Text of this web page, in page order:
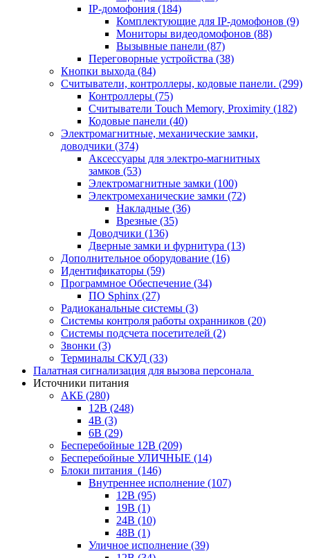
IP-домофония (184)
Комплектующие для IP-домофонов (9)
Мониторы видеодомофонов (88)
Вызывные панели (87)
Переговорные устройства (38)
Кнопки выхода (84)
Считыватели, контроллеры, кодовые панели. (299)
Контроллеры (75)
Считыватели Touch Memory, Proximity (182)
Кодовые панели (40)
Электромагнитные, механические замки,
доводчики (374)
Аксессуары для электро-магнитных
замков (53)
Электромагнитные замки (100)
Электромеханические замки (72)
Накладные (36)
Врезные (35)
Доводчики (136)
Дверные замки и фурнитура (13)
Дополнительное оборудование (16)
Идентификаторы (59)
Программное Обеспечение (34)
ПО Sphinx (27)
Радиоканальные системы (3)
Системы контроля работы охранников (20)
Системы подсчета посетителей (2)
Звонки (3)
Терминалы СКУД (33)
Палатная сигнализация для вызова персонала
Источники питания
АКБ (280)
12В (248)
4В (3)
6В (29)
Бесперебойные 12В (209)
Бесперебойные УЛИЧНЫЕ (14)
Блоки питания (146)
Внутреннее исполнение (107)
12В (95)
19В (1)
24В (10)
48В (1)
Уличное исполнение (39)